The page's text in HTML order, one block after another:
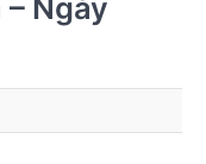
Ngày